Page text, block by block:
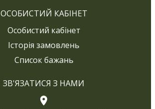
ОСОБИСТИЙ КАБІНЕТ
Особистий кабінет
Історія замовлень
Список бажань
ЗВ'ЯЗАТИСЯ З НАМИ